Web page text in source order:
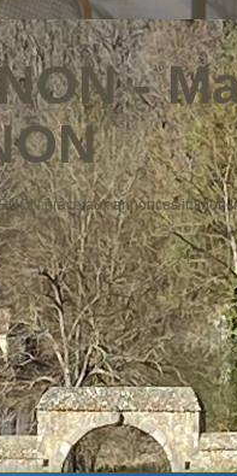
-
grâce aux annonces